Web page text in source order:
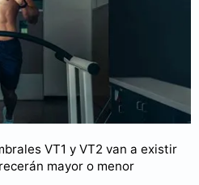
VT1 y VT2 van a existir
mayor o menor